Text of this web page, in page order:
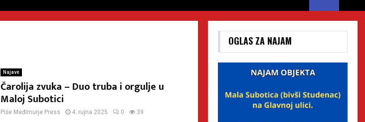
Najave
Čarolija zvuka – Duo truba i orgulje u
Maloj Subotici
Piše Međimurje Press 4. rujna 2025 0 39
OGLAS ZA NAJAM